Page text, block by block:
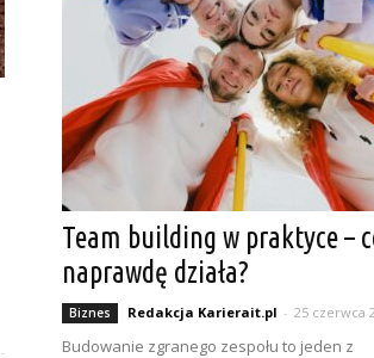
Team building w praktyce –
naprawdę działa?
Biznes Redakcja Karierait.pl - 25 czerwca
Budowanie zgranego zespołu to jeden z